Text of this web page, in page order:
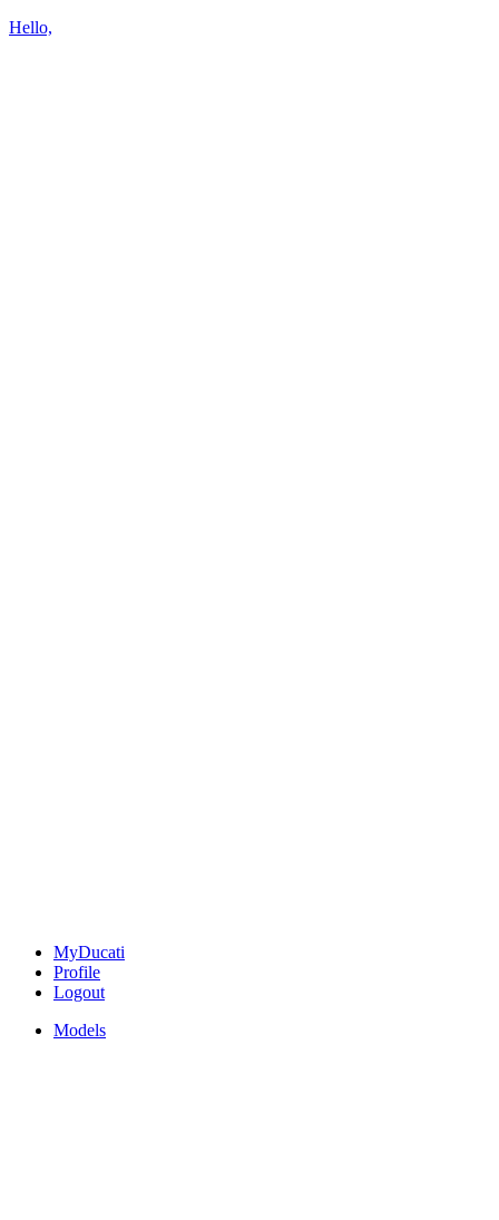
Hello,
MyDucati
Profile
Logout
Models